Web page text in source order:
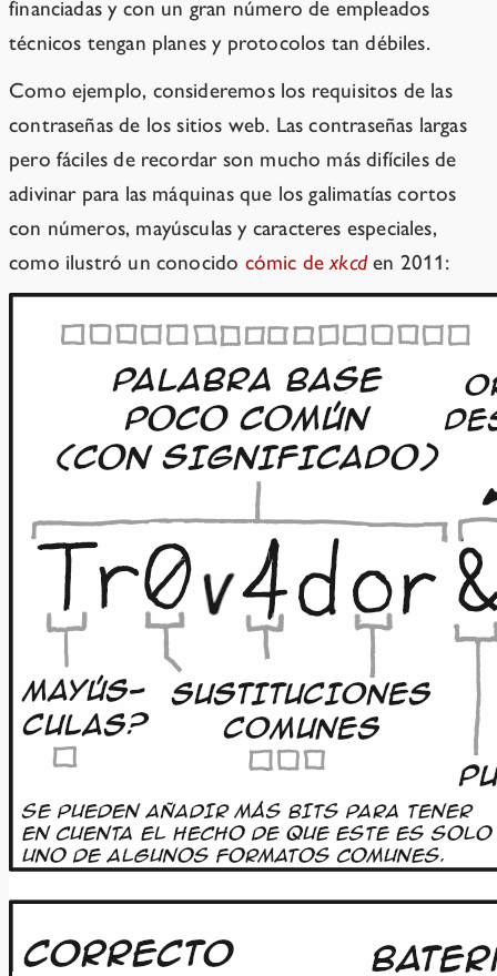
financiadas y con un gran número de empleados
técnicos tengan planes y protocolos tan débiles.
Como ejemplo, consideremos los requisitos de las
contraseñas de los sitios web. Las contraseñas largas
pero fáciles de recordar son mucho más difíciles de
adivinar para las máquinas que los galimatías cortos
con números, mayúsculas y caracteres especiales,
como ilustró un conocido cómic dexkcden 2011: